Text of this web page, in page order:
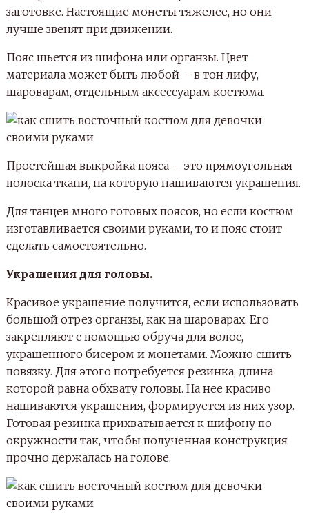
заготовке. Настоящие монеты тяжелее, но они
лучше звенят при движении.
Пояс шьется из шифона или органзы. Цвет
материала может быть любой – в тон лифу,
шароварам, отдельным аксессуарам костюма.
Простейшая выкройка пояса – это прямоугольная
полоска ткани, на которую нашиваются украшения.
Для танцев много готовых поясов, но если костюм
изготавливается своими руками, то и пояс стоит
сделать самостоятельно.
Украшения для головы.
Красивое украшение получится, если использовать
большой отрез органзы, как на шароварах. Его
закрепляют с помощью обруча для волос,
украшенного бисером и монетами. Можно сшить
повязку. Для этого потребуется резинка, длина
которой равна обхвату головы. На нее красиво
нашиваются украшения, формируется из них узор.
Готовая резинка прихватывается к шифону по
окружности так, чтобы полученная конструкция
прочно держалась на голове.